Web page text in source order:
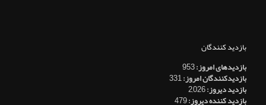
بازدید کنندگان
بازدیدهای امروز:953
بازدیدکنندگان امروز:331
بازدید دیروز:2,026
بازدید کننده دیروز:479